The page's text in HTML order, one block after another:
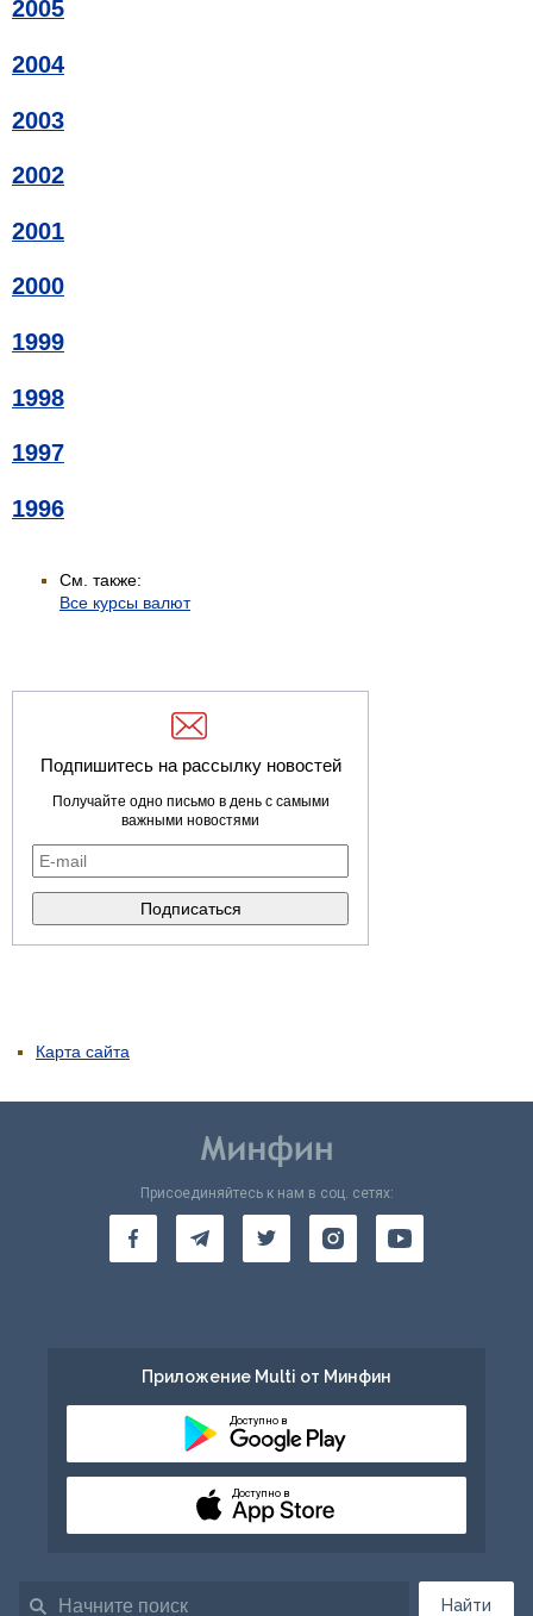
2005
2004
2003
2002
2001
2000
1999
1998
1997
1996
См. также:
Все курсы валют
Подпишитесь на рассылку новостей
Получайте одно письмо в день с самыми
важными новостями
Карта сайта
Найти
Присоединяйтесь к нам в соц. сетях:
Приложение Multi от Минфин
Доступно в
Доступно в